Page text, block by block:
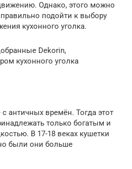
Однако, этого можно
подойти к выбору
кухонного уголка.
Dekorin,
кухонного уголка
античных времён. Тогда этот
только богатым и
В 17-18 веках кушетки
были они больше